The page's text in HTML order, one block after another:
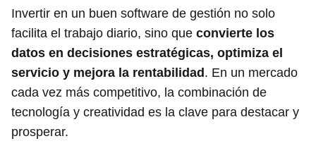
Invertir en un buen software de gestión no solo
facilita el trabajo diario, sino que convierte los
datos en decisiones estratégicas, optimiza el
servicio y mejora la rentabilidad . En un mercado
cada vez más competitivo, la combinación de
tecnología y creatividad es la clave para destacar y
prosperar.